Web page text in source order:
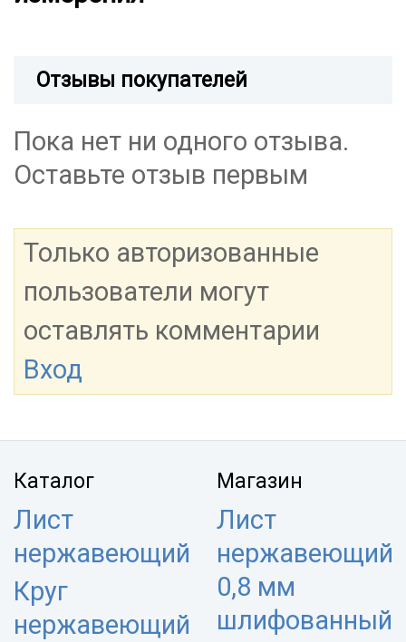
Отзывы покупателей
Пока нет ни одного отзыва.
Оставьте отзыв первым
Только авторизованные
пользователи могут
оставлять комментарии
Вход
Каталог
Лист
нержавеющий
Круг
нержавеющий
Магазин
Лист
нержавеющий
0,8 мм
шлифованный